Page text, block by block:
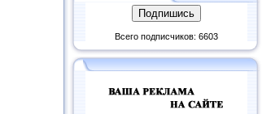
Всего подписчиков: 6603